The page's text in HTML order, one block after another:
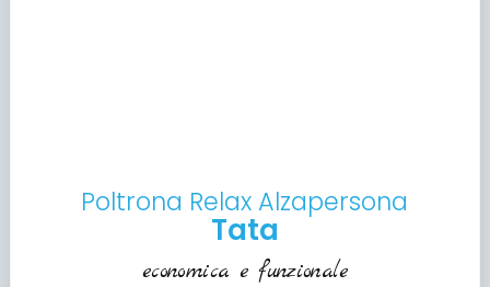
Poltrona Relax Alzapersona
Tata
economica e funzionale